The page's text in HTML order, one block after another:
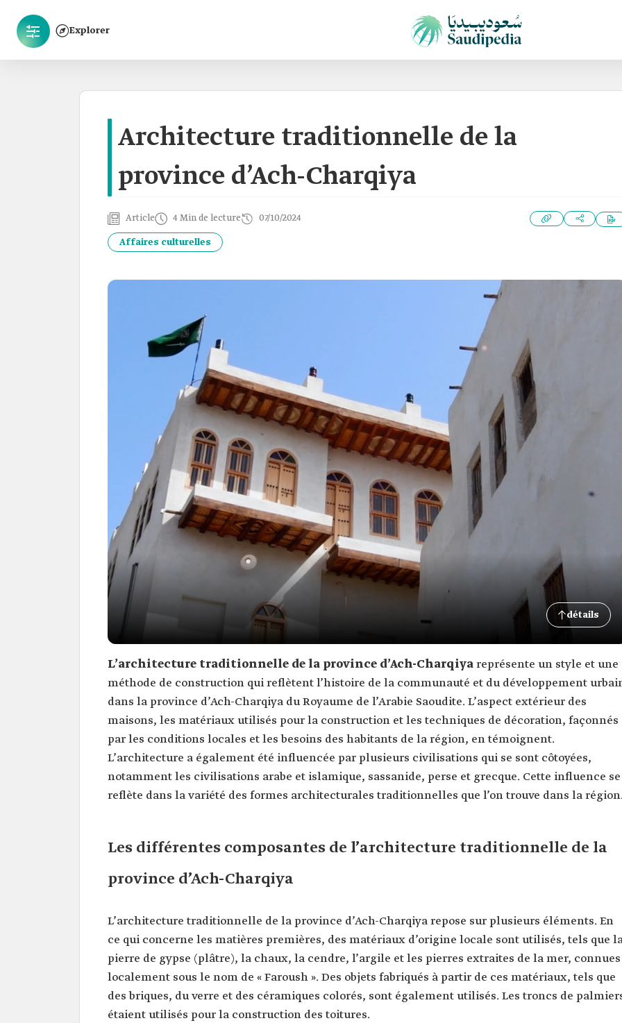
Explorer
Architecture traditionnelle de la
province d’Ach-Charqiya
Article 4 Min de lecture 07/10/2024
Affaires culturelles
détails
L’architecture traditionnelle de la province d’Ach-Charqiyareprésente un style et une
méthode de construction qui reflètent l’histoire de la communauté et du développement
dans la province d’Ach-Charqiya du Royaume de l’Arabie Saoudite. L’aspect extérieur des
maisons, les matériaux utilisés pour la construction et les techniques de décoration, façonnés
par les conditions locales et les besoins des habitants de la région, en témoignent.
L’architecture a également été influencée par plusieurs civilisations qui se sont côtoyées,
notamment les civilisations arabe et islamique, sassanide, perse et grecque. Cette influence se
reflète dans la variété des formes architecturales traditionnelles que l’on trouve dans la
Les différentes composantes de l’architecture traditionnelle de la
province d’Ach-Charqiya
L’architecture traditionnelle de la province d’Ach-Charqiya repose sur plusieurs éléments. En
ce qui concerne les matières premières, des matériaux d’origine locale sont utilisés, tels que
pierre de gypse (plâtre), la chaux, la cendre, l’argile et les pierres extraites de la mer, connues
localement sous le nom de « Faroush ». Des objets fabriqués à partir de ces matériaux, tels que
des briques, du verre et des céramiques colorés, sont également utilisés. Les troncs de
étaient utilisés pour la construction des toitures.